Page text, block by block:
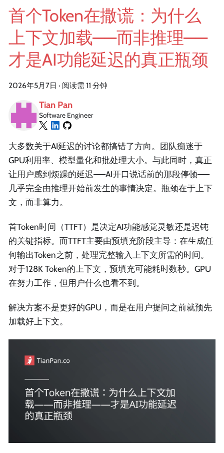
首个Token在撒谎：为什么
上下文加载——而非推理——
才是AI功能延迟的真正瓶颈
2026年5月7日 · 阅读需 11 分钟
Tian Pan
Software Engineer
大多数关于AI延迟的讨论都搞错了方向。团队痴迷于
GPU利用率、模型量化和批处理大小。与此同时，真正
让用户感到烦躁的延迟——AI开口说话前的那段停顿——
几乎完全由推理开始前发生的事情决定。瓶颈在于上下
文，而非算力。
首Token时间（TTFT）是决定AI功能感觉灵敏还是迟钝
的关键指标。而TTFT主要由预填充阶段主导：在生成任
何输出Token之前，处理完整输入上下文所需的时间。
对于128K Token的上下文，预填充可能耗时数秒。GPU
在努力工作，但用户什么也看不到。
解决方案不是更好的GPU，而是在用户提问之前就预先
加载好上下文。